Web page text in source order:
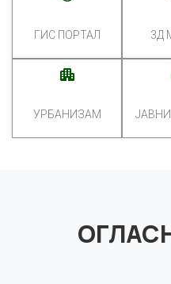
ГИС ПОРТАЛ 3Д
УРБАНИЗАМ